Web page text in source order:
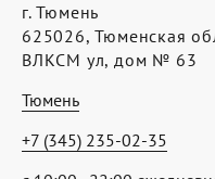
г. Тюмень
625026, Тюменская
ВЛКСМ ул, дом № 63
Тюмень
+7 (345) 235-02-35